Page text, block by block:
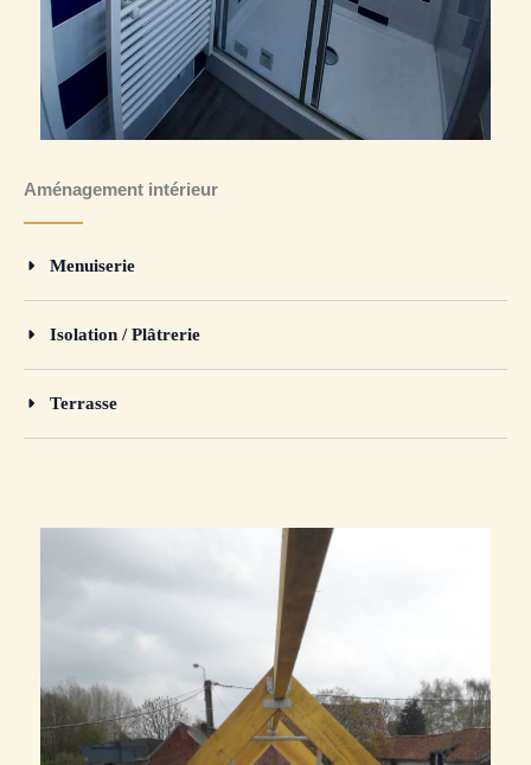
Aménagement intérieur
Menuiserie
Isolation / Plâtrerie
Terrasse